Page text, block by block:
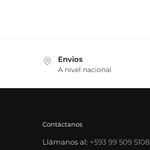
Envios
A nivel nacional
Contáctanos
Llámanos al: +593 99 509 5108